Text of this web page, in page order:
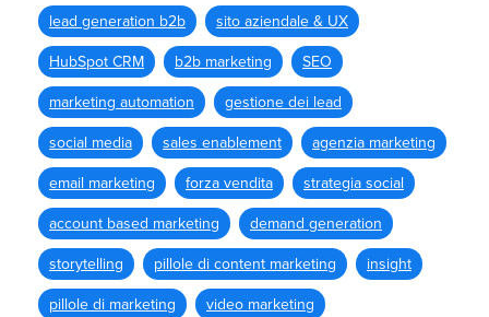
lead generation b2b sito aziendale & UX
HubSpot CRM b2b marketing SEO
marketing automation gestione dei lead
social media sales enablement agenzia marketing
email marketing forza vendita strategia social
account based marketing demand generation
storytelling pillole di content marketing insight
pillole di marketing video marketing